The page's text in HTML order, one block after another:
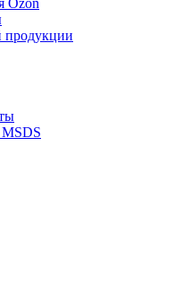
Ozon
продукции
MSDS